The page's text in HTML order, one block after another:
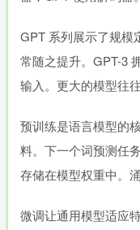
GPT 系列展示了规模
常随之提升。GPT-3
输入。更大的模型往
预训练是语言模型的
料。下一个词预测任
存储在模型权重中。
微调让通用模型适应